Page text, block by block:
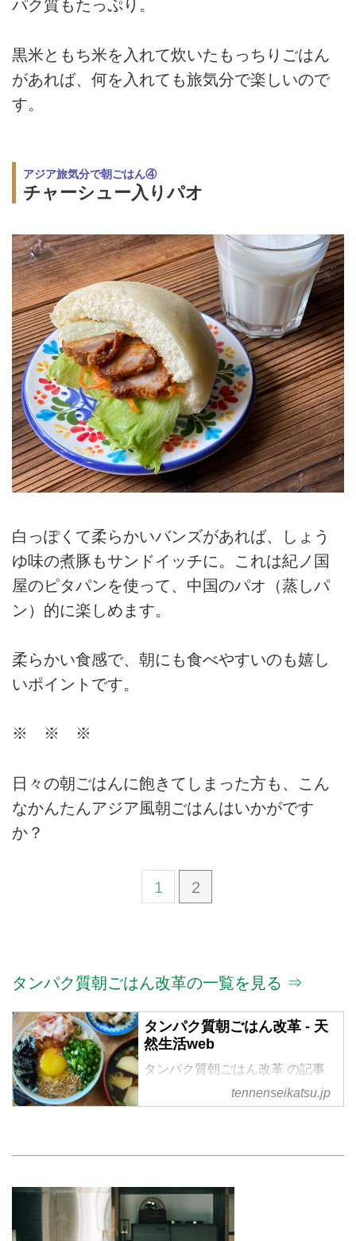
パク質もたっぷり。
黒米ともち米を入れて炊いたもっちりごはん
があれば、何を入れても旅気分で楽しいので
す。
アジア旅気分で朝ごはん④
チャーシュー入りパオ
白っぽくて柔らかいバンズがあれば、しょう
ゆ味の煮豚もサンドイッチに。これは紀ノ国
屋のピタパンを使って、中国のパオ（蒸しパ
ン）的に楽しめます。
柔らかい食感で、朝にも食べやすいのも嬉し
いポイントです。
※ ※ ※
日々の朝ごはんに飽きてしまった方も、こん
なかんたんアジア風朝ごはんはいかがです
か？
1 2
タンパク質朝ごはん改革の一覧を見る ⇒
タンパク質朝ごはん改革 - 天
然生活web
タンパク質朝ごはん改革 の記事
tennenseikatsu.jp